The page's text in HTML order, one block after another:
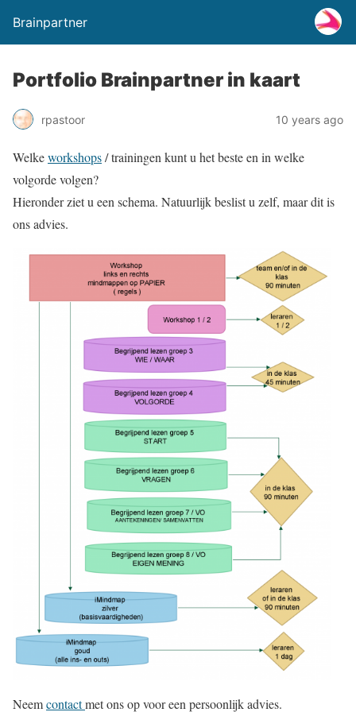
Brainpartner
Portfolio Brainpartner in kaart
rpastoor 10 years ago
Welkeworkshops/ trainingen kunt u het beste en in welke
volgorde volgen?
Hieronder ziet u een schema. Natuurlijk beslist u zelf, maar dit is
ons advies.
Neemcontactmet ons op voor een persoonlijk advies.